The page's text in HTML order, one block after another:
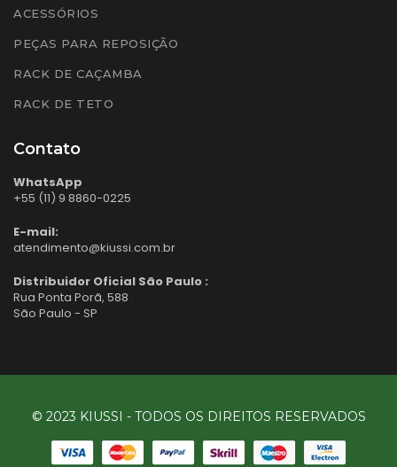
ACESSÓRIOS
PEÇAS PARA REPOSIÇÃO
RACK DE CAÇAMBA
RACK DE TETO
Contato
WhatsApp
+55 (11) 9 8860-0225
E-mail:
atendimento@kiussi.com.br
Distribuidor Oficial São Paulo :
Rua Ponta Porã, 588
São Paulo - SP
© 2023 KIUSSI - TODOS OS DIREITOS RESERVADOS